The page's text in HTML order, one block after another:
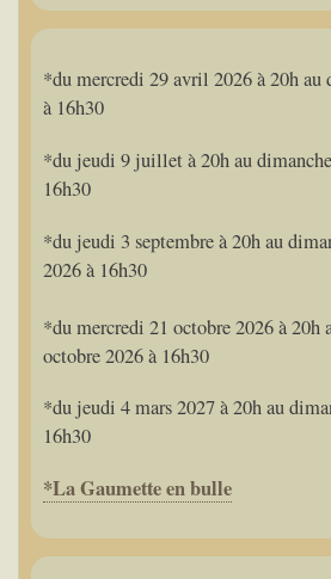
*du mercredi 29 avril 2026 à 20h au
à 16h30
*du jeudi 9 juillet à 20h au
16h30
*du jeudi 3 septembre à 20h au
2026 à 16h30
*du mercredi 21 octobre 2026 à 20h
octobre 2026 à 16h30
*du jeudi 4 mars 2027 à 20h au
16h30
*La Gaumette en bulle